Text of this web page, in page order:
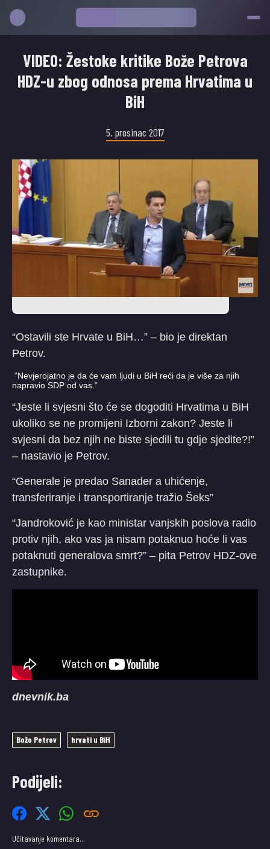
VIDEO: Žestoke kritike Bože Petrova
HDZ-u zbog odnosa prema Hrvatima u
BiH
5. prosinac 2017
“Ostavili ste Hrvate u BiH…” – bio je direktan
Petrov.
“Nevjerojatno je da će vam ljudi u BiH reći da je više za njih
napravio SDP od vas.”
“Jeste li svjesni što će se dogoditi Hrvatima u BiH
ukoliko se ne promijeni Izborni zakon? Jeste li
svjesni da bez njih ne biste sjedili tu gdje sjedite?!”
– nastavio je Petrov.
“Generale je predao Sanader a uhićenje,
transferiranje i transportiranje tražio Šeks”
“Jandroković je kao ministar vanjskih poslova radio
protiv njih, ako vas ja nisam potaknuo hoće li vas
potaknuti generalova smrt?” – pita Petrov HDZ-ove
zastupnike.
dnevnik.ba
Božo Petrov hrvati u BiH
Podijeli:
Učitavanje komentara…